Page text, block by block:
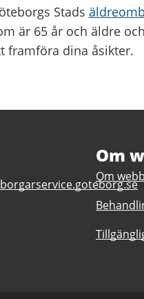
Stads
är 65 år och äldre
framföra dina åsikter.
Om
Om